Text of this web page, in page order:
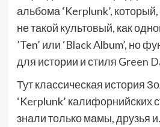
альбома ‘Kerplunk’,
не такой культовый, как
’Ten’ или ‘Black Album’, но
для истории и стиля Green
Тут классическая история
‘Kerplunk’ калифорнийских
знали только мамы, друзья